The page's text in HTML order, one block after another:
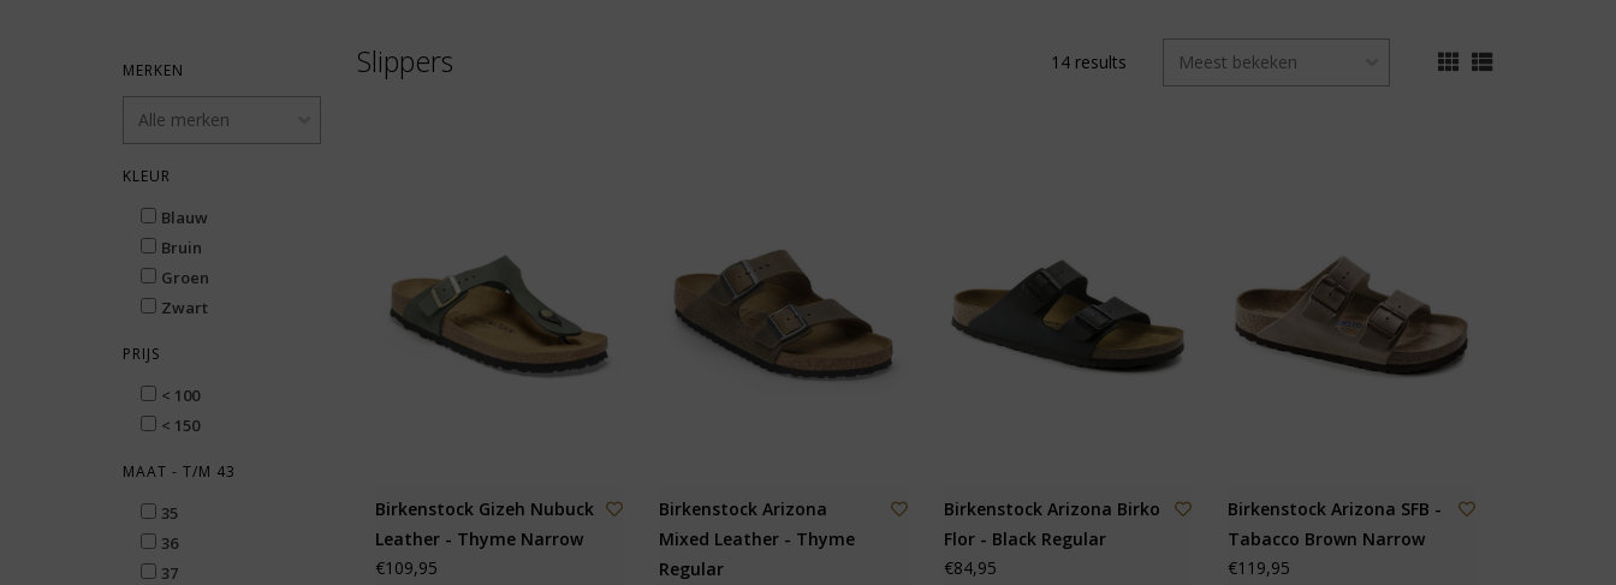
MERKEN
KLEUR
Blauw
Bruin
Groen
Zwart
PRIJS
< 100
< 150
MAAT - T/M 43
35
36
37
Slippers 14 results
Birkenstock Gizeh Nubuck
Leather - Thyme Narrow
€109,95
Birkenstock Arizona
Mixed Leather - Thyme
Regular
Birkenstock Arizona Birko
Flor - Black Regular
€84,95
Birkenstock Arizona SFB -
Tabacco Brown Narrow
€119,95